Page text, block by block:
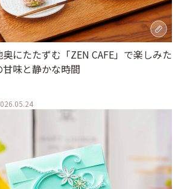
にたたずむ「ZEN CAFE」で楽しみた
甘味と静かな時間